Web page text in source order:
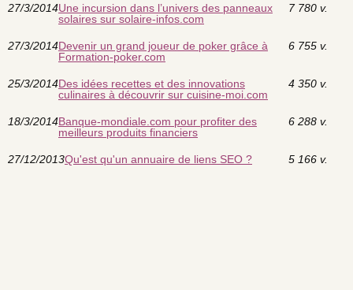
27/3/2014Une incursion dans l’univers des panneaux
solaires sur solaire-infos.com
7 780 v.
27/3/2014Devenir un grand joueur de poker grâce à
Formation-poker.com
6 755 v.
25/3/2014Des idées recettes et des innovations
culinaires à découvrir sur cuisine-moi.com
4 350 v.
18/3/2014Banque-mondiale.com pour profiter des
meilleurs produits financiers
6 288 v.
27/12/2013Qu'est qu'un annuaire de liens SEO ? 5 166 v.